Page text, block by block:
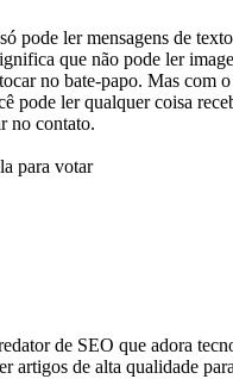
pode ler mensagens de
que não pode ler
no bate-papo. Mas com
pode ler qualquer coisa
no contato.
para votar
de SEO que adora
artigos de alta qualidade